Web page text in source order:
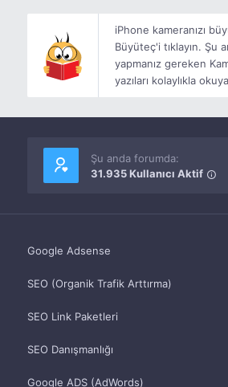
iPhone kameranızı
Büyüteç'i tıklayın. Şu
yapmanız gereken
yazıları kolaylıkla
Şu anda forumda:
31.935 Kullanıcı Aktif
Google Adsense
SEO (Organik Trafik Arttırma)
SEO Link Paketleri
SEO Danışmanlığı
Google ADS (AdWords)